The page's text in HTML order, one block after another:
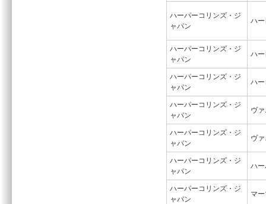
ハーパーコリンズ・ジ
ャパン
ハ
ハーパーコリンズ・ジ
ャパン
ハ
ハーパーコリンズ・ジ
ャパン
ハ
ハーパーコリンズ・ジ
ャパン
ヴ
ハーパーコリンズ・ジ
ャパン
ヴ
ハーパーコリンズ・ジ
ャパン
ハ
ハーパーコリンズ・ジ
ャパン
マ